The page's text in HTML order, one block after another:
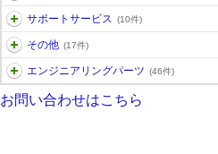
サポートサービス (10件)
その他 (17件)
エンジニアリングパーツ (46件)
お問い合わせはこちら